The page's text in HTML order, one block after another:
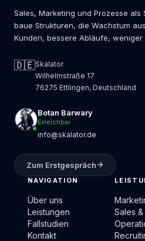
Sales, Marketing und Prozesse als
baue Strukturen, die Wachstum
Kunden, bessere Abläufe, weniger
🇩🇪Skalator
Wilhelmstraße 17
76275 Ettlingen, Deutschland
Botan Barwary
Erreichbar
info@skalator.de
Zum Erstgespräch
NAVIGATION
Über uns
Leistungen
Fallstudien
Kontakt
Sales